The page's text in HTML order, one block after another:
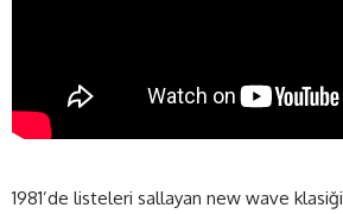
1981’de listeleri sallayan new wave klasiği